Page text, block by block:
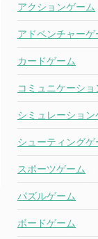
アクションゲーム
アドベンチャーゲ
カードゲーム
コミュニケーショ
シミュレーション
シューティングゲ
スポーツゲーム
パズルゲーム
ボードゲーム